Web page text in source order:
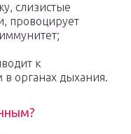
слизистые
провоцирует
к
в органах дыхания.